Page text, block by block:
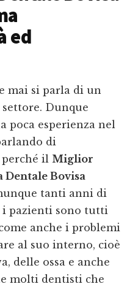
ed
mai si parla di un
Dunque
poca esperienza nel
di
il Miglior
Bovisa
tanti anni di
i pazienti sono tutti
anche i problemi
al suo interno, cioè
delle ossa e anche
molti dentisti che